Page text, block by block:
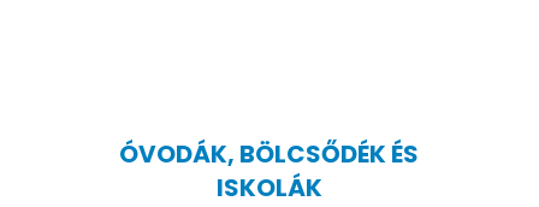
ÓVODÁK, BÖLCSŐDÉK ÉS
ISKOLÁK